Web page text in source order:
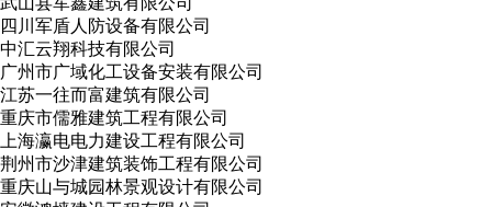
四川军盾人防设备有限公司
中汇云翔科技有限公司
广州市广域化工设备安装有限公司
江苏一往而富建筑有限公司
重庆市儒雅建筑工程有限公司
上海瀛电电力建设工程有限公司
荆州市沙津建筑装饰工程有限公司
重庆山与城园林景观设计有限公司